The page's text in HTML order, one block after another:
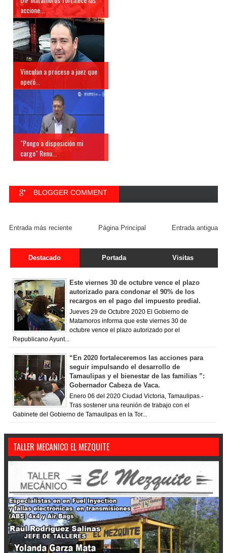
accione...
Vinculan a proceso a juez que
operó...
"Pongo a disposición mi
cargo" Renu...
BLOGGER COMMENT
Entrada más reciente Entrada antigua
Página Principal
Destacado Portada Visitas
Este viernes 30 de octubre vence el plazo
autorizado para condonar el 90% de los
recargos en el pago del impuesto predial.
Jueves 29 de Octubre 2020 El Gobierno de
Matamoros informa que este viernes 30 de
octubre vence el plazo autorizado por el
Republicano Ayunt...
“En 2020 fortaleceremos las acciones para
seguir impulsando el desarrollo de
Tamaulipas y el bienestar de las familias ”:
Gobernador Cabeza de Vaca.
Enero 06 del 2020 Ciudad Victoria, Tamaulipas.-
Tras sostener una reunión de trabajo con el
Gabinete del Gobierno de Tamaulipas en la Tor...
TALLER MECANICO EL MEZQUITE